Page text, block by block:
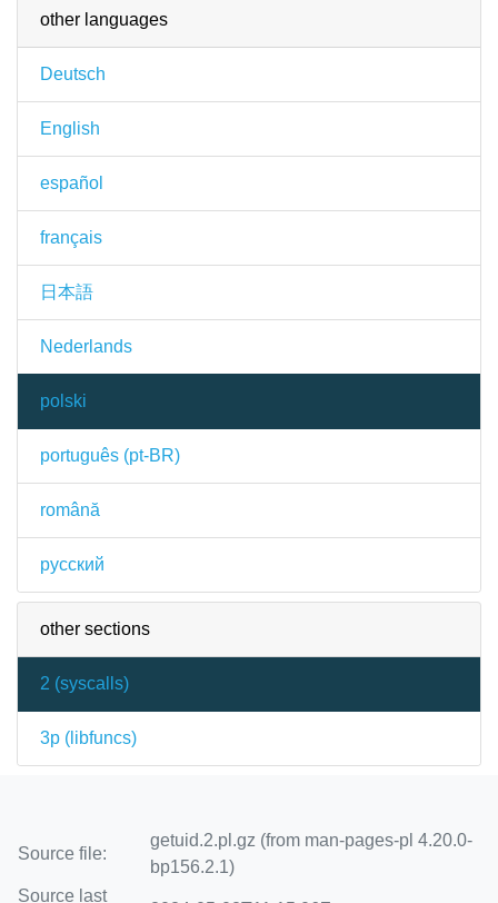
other languages
Deutsch
English
español
français
日本語
Nederlands
polski
português (pt-BR)
română
русский
other sections
2 (syscalls)
3p ( libfuncs)
Source file:
getuid.2.pl.gz (from man-pages-pl 4.20.0-
bp156.2.1)
Source last